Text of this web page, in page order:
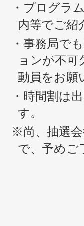
・プログラ
内等でご紹
・事務局で
ョンが不可
動員をお願
・時間割は
す。
※尚、抽選
で、予めご